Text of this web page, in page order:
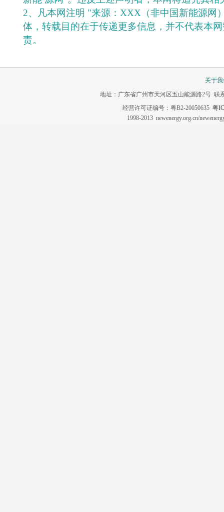
2、凡本网注明 "来源：XXX（非中国新能源网
体，转载目的在于传递更多信息，并不代表本
责。
关于
地址：广东省广州市天河区五山能源路2号 联
经营许可证编号：粤B2-20050635 粤
1998-2013 newenergy.org.cn/